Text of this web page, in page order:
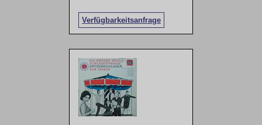
Verfügbarkeitsanfrage